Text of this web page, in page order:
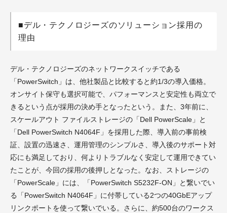
■デル・テクノロジーズのソリューション採用の
理由
デル・テクノロジーズのネットワークスイッチである
「PowerSwitch」は、他社製品と比較すると約1/3の導入価格。
オンサイト保守も選択可能で、パフォーマンスと安定性も両立で
きるという点が採用の決め手となったという。また、3年前に、
スケールアウト ファイルストレージの「Dell PowerScale」と
「Dell PowerSwitch N4064F」を採用した際、導入前の事前検
証、設置の迅速さ、運用管理のシンプルさ、導入後のサポート対
応にも満足しており、何よりトラブルなく安定して運用できてい
たことが、今回の採用の後押しとなった。なお、ストレージの
「PowerScale」には、「PowerSwitch S5232F-ON」と繋いでい
る「PowerSwitch N4064F」に付帯している2つの40GbEアップ
リンクポートを使って繋いでいる。さらに、約500台のワークス